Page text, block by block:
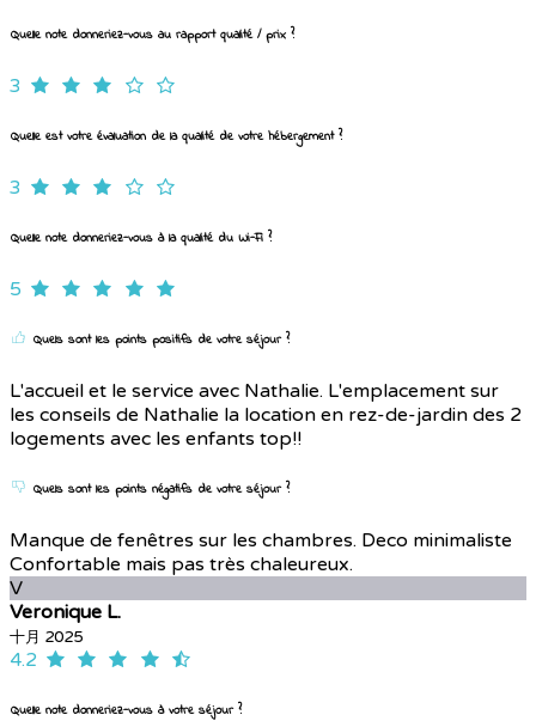
Quelle note donneriez-vous au rapport qualité / prix ?
3
Quelle est votre évaluation de la qualité de votre hébergement ?
3
Quelle note donneriez-vous à la qualité du Wi-Fi ?
5
Quels sont les points positifs de votre séjour ?
L'accueil et le service avec Nathalie. L'emplacement sur
les conseils de Nathalie la location en rez-de-jardin des 2
logements avec les enfants top!!
Quels sont les points négatifs de votre séjour ?
Manque de fenêtres sur les chambres. Deco minimaliste
Confortable mais pas très chaleureux.
V
Veronique L.
十月 2025
4.2
Quelle note donneriez-vous à votre séjour ?